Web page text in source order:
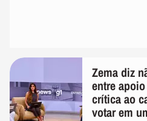
Zema diz
entre
crítica ao
votar em